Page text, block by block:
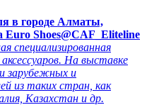
в городе Алматы,
Euro Shoes@CAF_Eliteline
специализированная
На выставке
зарубежных и
из таких стран, как
Казахстан и др.